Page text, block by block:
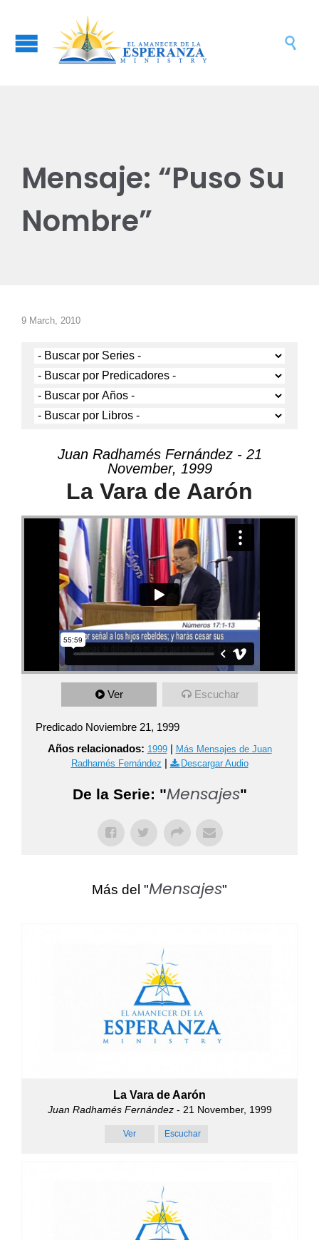

Mensaje: “Puso Su
Nombre”
9 March, 2010
Juan Radhamés Fernández - 21
November, 1999
La Vara de Aarón
Ver Escuchar
Predicado Noviembre 21, 1999
Años relacionados: 1999| Más Mensajes de Juan
Radhamés Fernández | Descargar Audio
De la Serie: "Mensajes"
Más del "Mensajes"
La Vara de Aarón
Juan Radhamés Fernández- 21 November, 1999
Ver Escuchar